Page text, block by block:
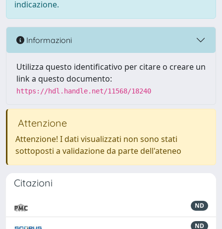
indicazione.
Informazioni
Utilizza questo identificativo per citare o creare un
link a questo documento:
https://hdl.handle.net/11568/18240
Attenzione
Attenzione! I dati visualizzati non sono stati
sottoposti a validazione da parte dell'ateneo
Citazioni
ND
ND